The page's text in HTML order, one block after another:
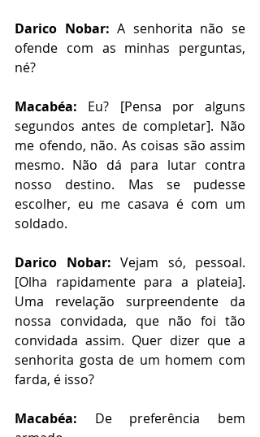
Darico Nobar: A senhorita não se
ofende com as minhas perguntas,
né?
Macabéa: Eu? [Pensa por alguns
segundos antes de completar]. Não
me ofendo, não. As coisas são assim
mesmo. Não dá para lutar contra
nosso destino. Mas se pudesse
escolher, eu me casava é com um
soldado.
Darico Nobar: Vejam só, pessoal.
[Olha rapidamente para a plateia].
Uma revelação surpreendente da
nossa convidada, que não foi tão
convidada assim. Quer dizer que a
senhorita gosta de um homem com
farda, é isso?
Macabéa: De preferência bem